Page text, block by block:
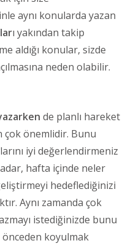
aynı konularda yazan
ı yakından takip
aldığı konular, sizde
neden olabilir.
de planlı hareket
çok önemlidir. Bunu
iyi değerlendirmeniz
hafta içinde neler
hedeflediğinizi
Aynı zamanda çok
istediğinizde bunu
koyulmak